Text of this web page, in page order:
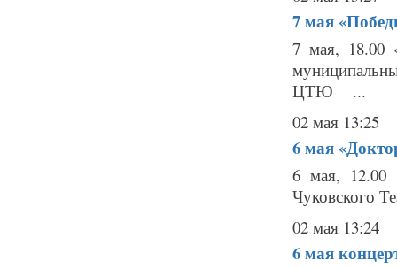
7 мая
7 мая, 18.00
ЦТЮ ...
02 мая 13:25
6 мая
6 мая, 12.00
Чуковского
02 мая 13:24
6 мая